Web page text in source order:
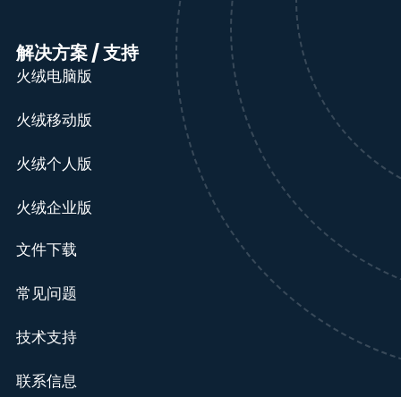
解决方案 / 支持
火绒电脑版
火绒移动版
火绒个人版
火绒企业版
文件下载
常见问题
技术支持
联系信息